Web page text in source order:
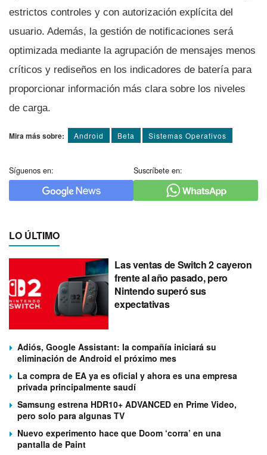
estrictos controles y con autorización explícita del
usuario. Además, la gestión de notificaciones será
optimizada mediante la agrupación de mensajes menos
críticos y rediseños en los indicadores de batería para
proporcionar información más clara sobre los niveles
de carga.
Mira más sobre: Android Beta Sistemas Operativos
Síguenos en: Suscríbete en:
LO ÚLTIMO
Las ventas de Switch 2 cayeron
frente al año pasado, pero
Nintendo superó sus
expectativas
Adiós, Google Assistant: la compañía iniciará su
eliminación de Android el próximo mes
La compra de EA ya es oficial y ahora es una empresa
privada principalmente saudí
Samsung estrena HDR10+ ADVANCED en Prime Video,
pero solo para algunas TV
Nuevo experimento hace que Doom ‘corra’ en una
pantalla de Paint